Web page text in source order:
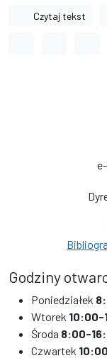
Czytaj tekst
Godziny
Poniedziałek
Wtorek 10:00-
Środa 8:00-
Czwartek